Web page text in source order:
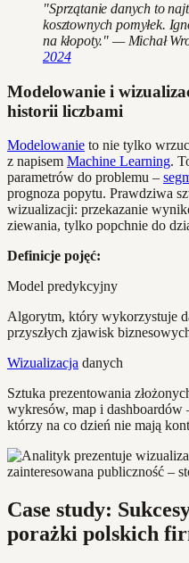
"Sprzątanie danych to
kosztownych pomyłek.
na kłopoty." — Michał
2024
Modelowanie i
historii liczbami
Modelowanie to nie tylko
z napisem Machine Learning.
parametrów do problemu –
prognoza popytu. Prawdziwa
wizualizacji: przekazanie
ziewania, tylko popchnie do
Definicje pojęć:
Model predykcyjny
Algorytm, który wykorzystuje
przyszłych zjawisk
Wizualizacja danych
Sztuka prezentowania
wykresów, map i
którzy na co dzień nie mają
Case study:
porażki polskich